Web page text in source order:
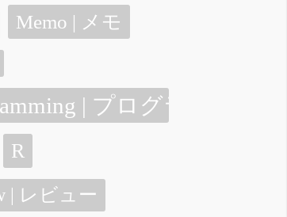
Memo | メモ
| プログラミング
R
| レビュー